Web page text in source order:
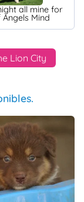
all mine for
Mind
Lion City